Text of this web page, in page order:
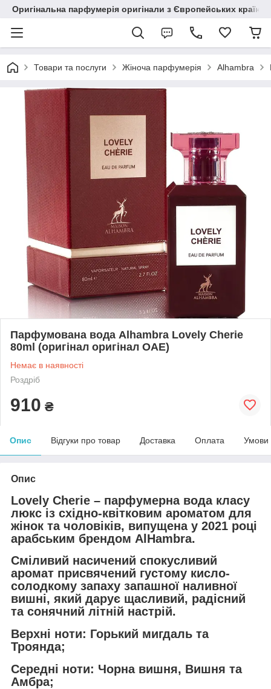
Оригінальна парфумерія оригінали з Європейських країн
Товари та послуги Жіноча парфумерія Alhambra
Парфумована вода Alhambra Lovely Cherie
80ml (оригінал оригінал ОАЕ)
Немає в наявності
Роздріб
910 ₴
Опис Відгуки про товар Доставка Оплата Умови
Опис
Lovely Cherie – парфумерна вода класу
люкс із східно-квітковим ароматом для
жінок та чоловіків, випущена у 2021 році
арабським брендом AlHambra.
Сміливий насичений спокусливий
аромат присвячений густому кисло-
солодкому запаху запашної наливної
вишні, який дарує щасливий, радісний
та сонячний літній настрій.
Верхні ноти: Горький мигдаль та
Троянда;
Середні ноти: Чорна вишня, Вишня та
Амбра;